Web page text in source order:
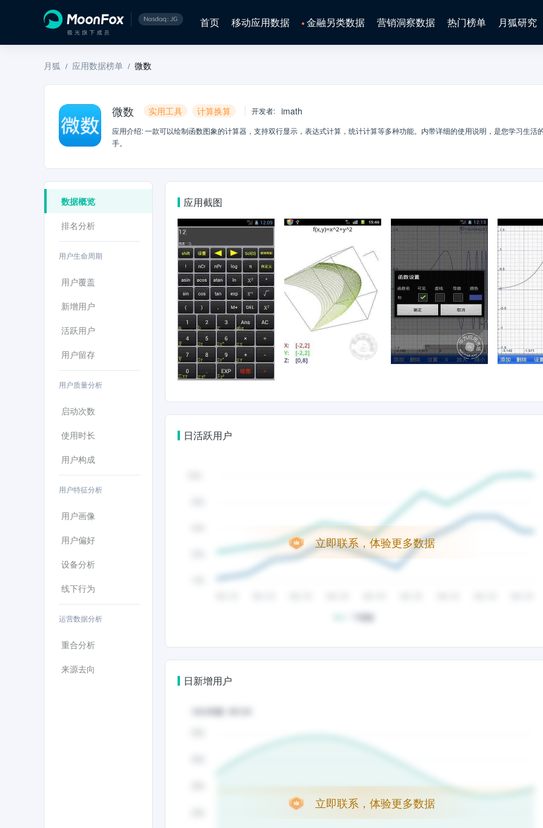
首页 移动应用数据 金融另类数据 营销洞察数据 热门榜单 月狐研究
月狐 / 应用数据榜单 / 微数
微数 实用工具 计算换算 开发者: imath
应用介绍:一款可以绘制函数图象的计算器，支持双行显示，表达式计算，统计计算等多种功能。内带详细的使用说明，是您学习生活
手。
数据概览
排名分析
用户生命周期
用户覆盖
新增用户
活跃用户
用户留存
用户质量分析
启动次数
使用时长
用户构成
用户特征分析
用户画像
用户偏好
设备分析
线下行为
运营数据分析
重合分析
来源去向
应用截图
日活跃用户
立即联系，体验更多数据
日新增用户
立即联系，体验更多数据